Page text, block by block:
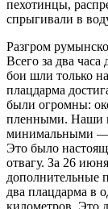
пехотинцы,
спрыгивали в
Разгром
Всего за два
бои шли только
плацдарма
были огромны:
пленными. Наши
минимальными —
Это было
отвагу. За 26
дополнительные
два плацдарма в
километров. Это